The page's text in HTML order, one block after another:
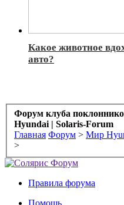
Какое животное
авто?
Форум клуба
Hyundai | Solaris-Forum
Главная Форум > Мир
>
Правила форума
Помощь